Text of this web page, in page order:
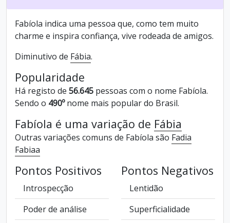
Fabíola indica uma pessoa que, como tem muito
charme e inspira confiança, vive rodeada de amigos.
Diminutivo de Fábia.
Popularidade
Há registo de 56.645 pessoas com o nome Fabíola.
Sendo o 490ºnome mais popular do Brasil.
Fabíola é uma variação de Fábia
Outras variações comuns de Fabíola são Fadia
Fabiaa
Pontos Positivos
Introspecção
Poder de análise
Pontos Negativos
Lentidão
Superficialidade